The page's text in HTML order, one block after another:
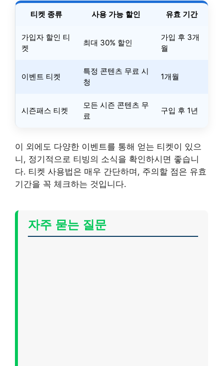
티켓 종류 사용 가능 할인 유효 기간
가입자 할인 티
켓
최대 30% 할인
가입 후 3개
월
이벤트 티켓
특정 콘텐츠 무료 시
청
1개월
시즌패스 티켓
모든 시즌 콘텐츠 무
료
구입 후 1년
이 외에도 다양한 이벤트를 통해 얻는 티켓이 있으
니, 정기적으로 티빙의 소식을 확인하시면 좋습니
다. 티켓 사용법은 매우 간단하며, 주의할 점은 유효
기간을 꼭 체크하는 것입니다.
자주 묻는 질문